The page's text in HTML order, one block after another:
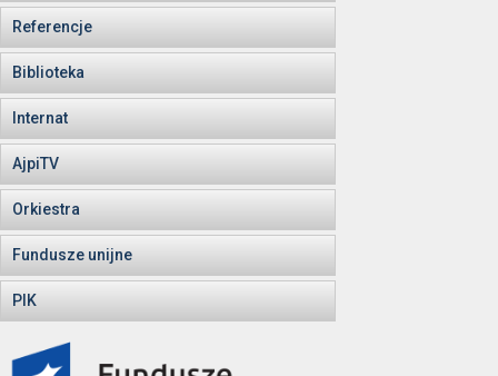
Referencje
Biblioteka
Internat
AjpiTV
Orkiestra
Fundusze unijne
PIK